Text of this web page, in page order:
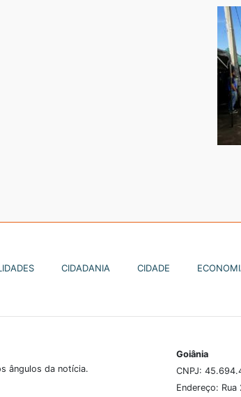
CIDADANIA CIDADE
ângulos da notícia.
Goiânia
CNPJ:
Endereço: